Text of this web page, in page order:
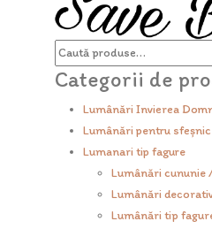
Caută
după:
Categorii de
Lumânări Invierea
Lumânări pentru sfeșnic
Lumanari tip fagure
Lumânări cununie
Lumânări
Lumânări tip